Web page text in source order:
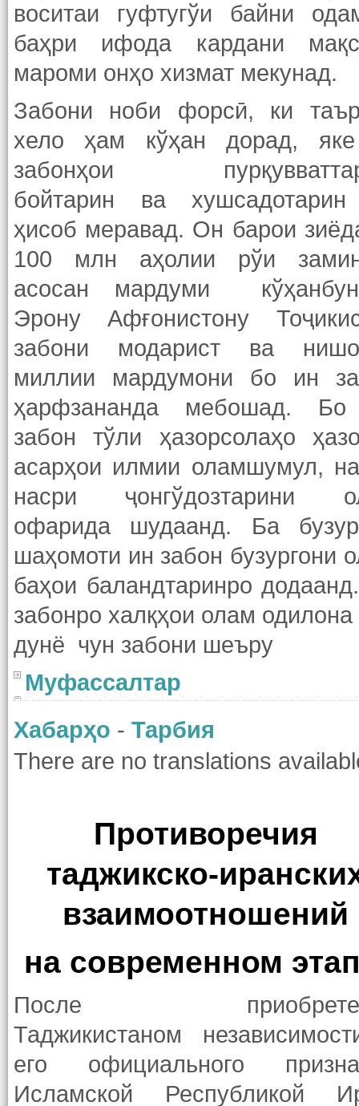
воситаи гуфтугўи байни
баҳри ифода кардани
мароми онҳо хизмат мекунад.
Забони ноби форсӣ, ки
хело ҳам кўҳан дорад,
забонҳои
бойтарин ва
ҳисоб меравад. Он барои
100 млн аҳолии рўи
асосан мардуми
Эрону Афғонистону
забони модарист ва
миллии мардумони бо ин
ҳарфзананда мебошад.
забон тўли ҳазорсолаҳо
асарҳои илмии оламшумул,
насри ҷонгўдозтарини
офарида шудаанд. Ба
шаҳомоти ин забон бузургони
баҳои баландтаринро
забонро халқҳои олам одилона
дунё чун забони шеъру
Муфассалтар
Хабарҳо - Тарбия
There are no translations
Противоречия
таджикско-
взаимоотношений
на современном
После
Таджикистаном
его официального
Исламской Республикой